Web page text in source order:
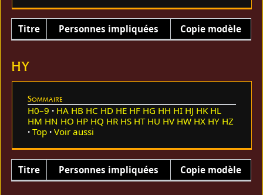
Titre Personnes impliquées Copie modèle
HY
Sommaire
H0–9 HA HB HC HD HE HF HG HH HI HJ HK HL
HM HN HO HP HQ HR HS HT HU HV HW HX HY HZ
Top
Voir aussi
Titre Personnes impliquées Copie modèle